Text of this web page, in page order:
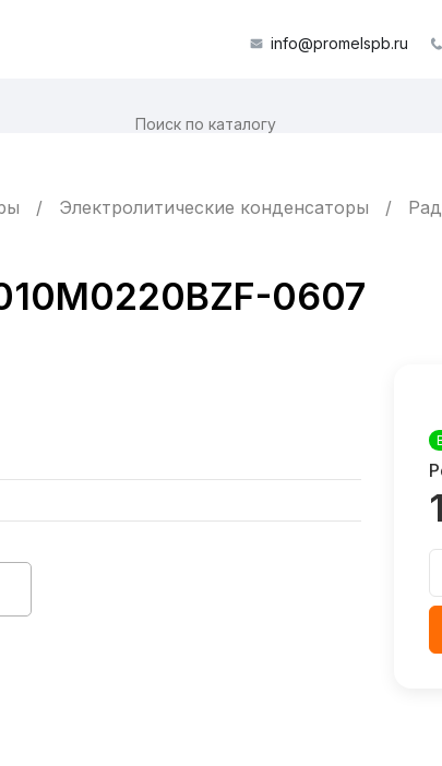
info@promelspb.ru
Электролитические конденсаторы
0607